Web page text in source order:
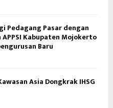
Pedagang Pasar dengan
APPSI Kabupaten Mojokerto
Baru
Asia Dongkrak IHSG